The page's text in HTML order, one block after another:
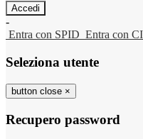
-
Entra con SPID Entra con
Seleziona utente
button close ×
Recupero password